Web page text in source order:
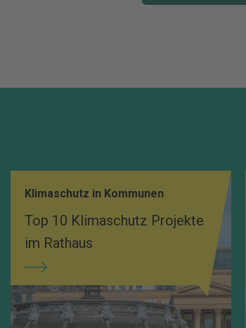
Klimaschutz in Kommunen
Top 10 Klimaschutz Projekte
im Rathaus